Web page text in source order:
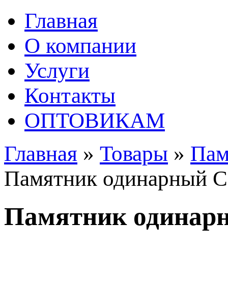
Главная
О компании
Услуги
Контакты
ОПТОВИКАМ
Главная » Товары »
Памятник одинарный
Памятник